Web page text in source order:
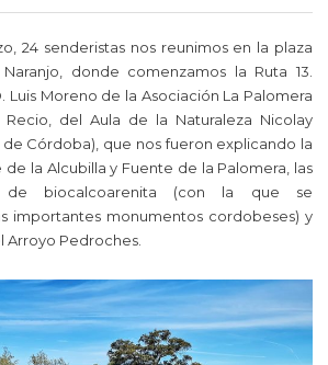
24 senderistas nos reunimos en la plaza
donde comenzamos la Ruta 13.
Luis Moreno de la Asociación La Palomera
del Aula de la Naturaleza Nicolay
de Córdoba), que nos fueron explicando la
la Alcubilla y Fuente de la Palomera, las
de biocalcoarenita (con la que se
importantes monumentos cordobeses) y
Arroyo Pedroches.